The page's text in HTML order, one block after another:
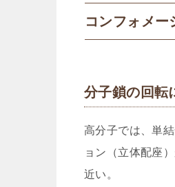
コンフォメー
分子鎖の回転
高分子では、単
ョン（立体配座
近い。